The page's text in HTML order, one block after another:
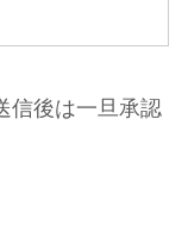
信後は一旦承認